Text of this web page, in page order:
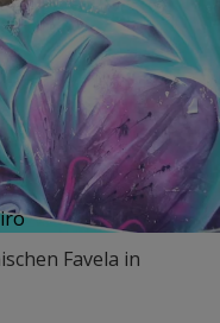
Favela in